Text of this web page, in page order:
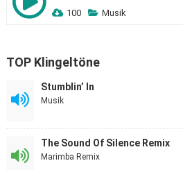
100 Musik
TOP Klingeltöne
Stumblin’ In
Musik
The Sound Of Silence Remix
Marimba Remix